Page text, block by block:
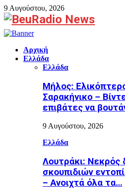
9 Αυγούστου, 2026
Facebook
Αρχική
Ελλάδα
Ελλάδα
Μήλος:
Σαρακήνικο –
επιβάτες να
9 Αυγούστου, 2026
Ελλάδα
Λουτράκι: Νεκρός
σκουπιδιών
– Ανοιχτά όλα τα…